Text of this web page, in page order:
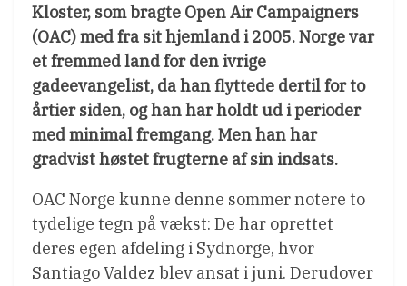
Kloster, som bragte Open Air Campaigners
(OAC) med fra sit hjemland i 2005. Norge var
et fremmed land for den ivrige
gadeevangelist, da han flyttede dertil for to
årtier siden, og han har holdt ud i perioder
med minimal fremgang. Men han har
gradvist høstet frugterne af sin indsats.
OAC Norge kunne denne sommer notere to
tydelige tegn på vækst: De har oprettet
deres egen afdeling i Sydnorge, hvor
Santiago Valdez blev ansat i juni. Derudover